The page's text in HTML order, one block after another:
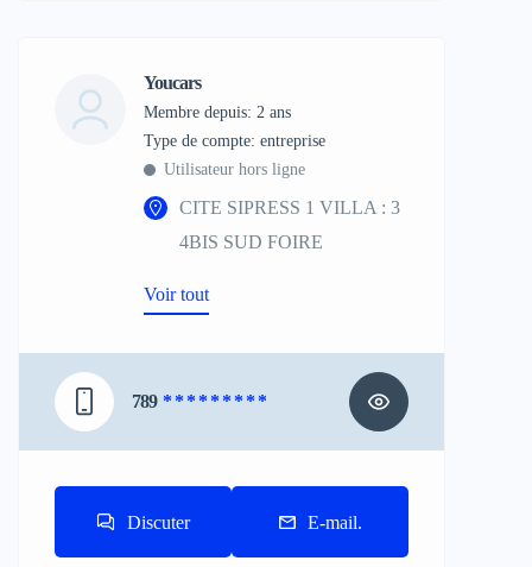
Youcars
Membre depuis: 2 ans
type de compte: entreprise
Utilisateur hors ligne
CITE SIPRESS 1 VILLA : 3
4BIS SUD FOIRE
Voir tout
789 * * * * * * * * *
Discuter E-mail.